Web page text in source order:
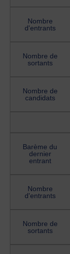
Nombre
d'entrants
Nombre de
sortants
Nombre de
candidats
Barème du
dernier
entrant
Nombre
d'entrants
Nombre de
sortants